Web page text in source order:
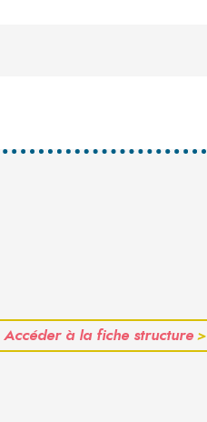
Accéder à la fiche structure>